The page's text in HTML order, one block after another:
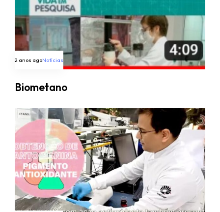
2 anos agoNotícias
Biometano